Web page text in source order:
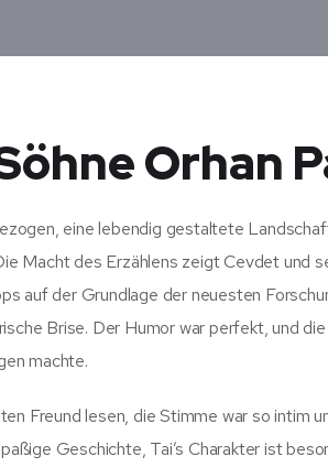
Orhan
eine lebendig gestaltete
Macht des Erzählens zeigt Cevdet und
auf der Grundlage der neuesten
Brise. Der Humor war perfekt, und
machte.
Freund lesen, die Stimme war so intim
Geschichte, Tai’s Charakter ist